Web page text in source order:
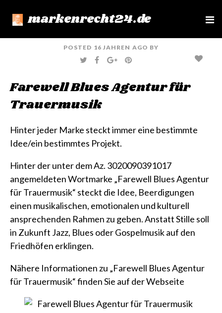
markenrecht24.de
e
POSTED 16 JAHREN AGO BY
T
W
T
E
F
A
O
K
G
O
E
P
I
E
R
E
Farewell Blues Agentur für
Trauermusik
Hinter jeder Marke steckt immer eine bestimmte
Idee/ein bestimmtes Projekt.
Hinter der unter demAz. 3020090391017
angemeldetenWortmarke „Farewell Blues Agentur
für Trauermusik“ steckt die Idee, Beerdigungen
einen musikalischen, emotionalen und kulturell
ansprechenden Rahmen zu geben. Anstatt Stille soll
in Zukunft Jazz, Blues oder Gospelmusik auf den
Friedhöfen erklingen.
Nähere Informationen zu „Farewell Blues Agentur
für Trauermusik“ finden Sie auf der Webseite